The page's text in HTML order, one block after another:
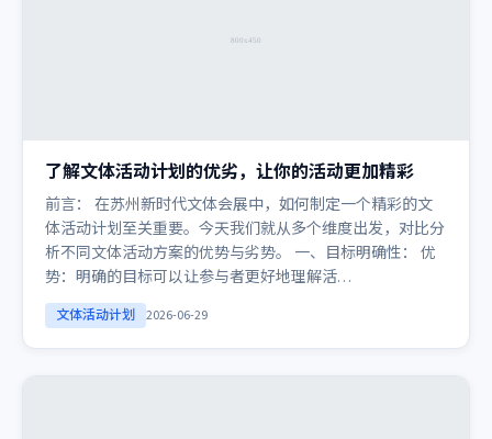
了解文体活动计划的优劣，让你的活动更加精彩
前言： 在苏州新时代文体会展中，如何制定一个精彩的文
体活动计划至关重要。今天我们就从多个维度出发，对比分
析不同文体活动方案的优势与劣势。 一、目标明确性： 优
势：明确的目标可以让参与者更好地理解活…
文体活动计划 2026-06-29